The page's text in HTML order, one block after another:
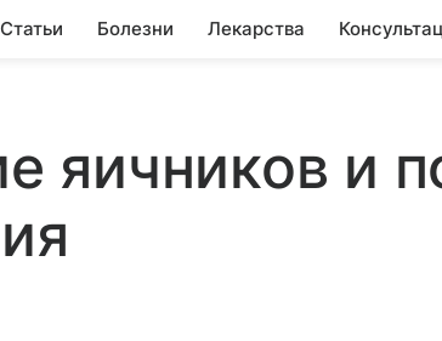
Статьи Болезни Лекарства
яичников и